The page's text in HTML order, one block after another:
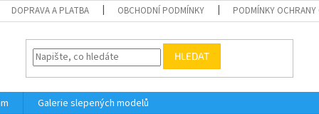
DOPRAVA A PLATBA OBCHODNÍ PODMÍNKY PODMÍNKY OCHRANY
HLEDAT
Galerie slepených modelů